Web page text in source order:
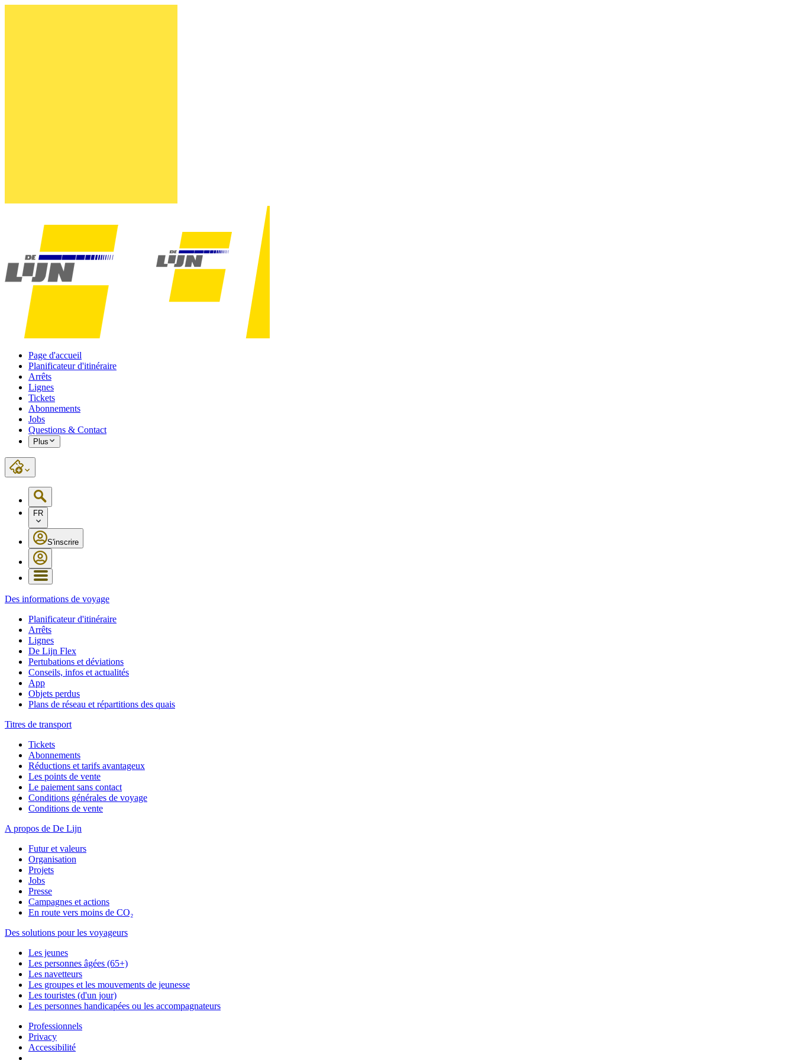
Page d'accueil
Planificateur d'itinéraire
Arrêts
Lignes
Tickets
Abonnements
Jobs
Questions & Contact
Plus
FR
S'inscrire
Des informations de voyage
Planificateur d'itinéraire
Arrêts
Lignes
De Lijn Flex
Pertubations et déviations
Conseils, infos et actualités
App
Objets perdus
Plans de réseau et répartitions des quais
Titres de transport
Tickets
Abonnements
Réductions et tarifs avantageux
Les points de vente
Le paiement sans contact
Conditions générales de voyage
Conditions de vente
A propos de De Lijn
Futur et valeurs
Organisation
Projets
Jobs
Presse
Campagnes et actions
En route vers moins de CO₂
Des solutions pour les voyageurs
Les jeunes
Les personnes âgées (65+)
Les navetteurs
Les groupes et les mouvements de jeunesse
Les touristes (d'un jour)
Les personnes handicapées ou les accompagnateurs
Professionnels
Privacy
Accessibilité